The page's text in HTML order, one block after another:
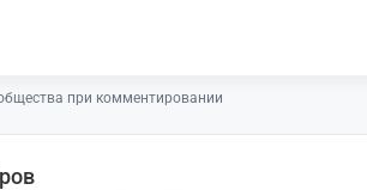
при комментировании